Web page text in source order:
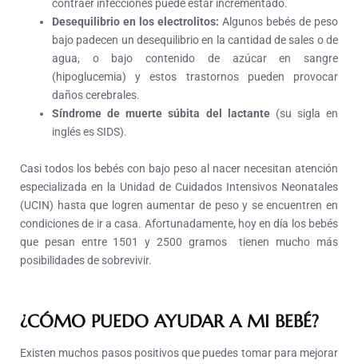
contraer infecciones puede estar incrementado.
Desequilibrio en los electrolitos: Algunos bebés de peso
bajo padecen un desequilibrio en la cantidad de sales o de
agua, o bajo contenido de azúcar en sangre
(hipoglucemia) y estos trastornos pueden provocar
daños cerebrales.
Síndrome demuerte súbita del lactante(su sigla en
inglés es SIDS).
Casi todos los bebés con bajo peso al nacer necesitan atención
especializada en la Unidad de Cuidados Intensivos Neonatales
(UCIN) hasta que logren aumentar de peso y se encuentren en
condiciones de ir a casa. Afortunadamente, hoy en día los bebés
que pesan entre 1501 y 2500 gramos tienen mucho más
posibilidades de sobrevivir.
¿CÓMO PUEDO AYUDAR A MI BEBÉ?
Existen muchos pasos positivos que puedes tomar para mejorar